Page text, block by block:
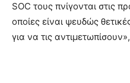
SOC τους πνίγονται στις
οποίες είναι ψευδώς
για να τις